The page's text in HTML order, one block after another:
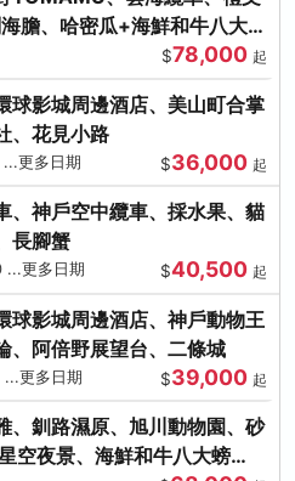
膽、哈密瓜+海鮮和牛八大螃
$78,000 起
球影城周邊酒店、美山町合掌
、花見小路
更多日期 $36,000 起
、神戶空中纜車、採水果、貓
長腳蟹
更多日期 $40,500 起
球影城周邊酒店、神戶動物王
、阿倍野展望台、二條城
更多日期 $39,000 起
、釧路濕原、旭川動物園、砂
空夜景、海鮮和牛八大螃